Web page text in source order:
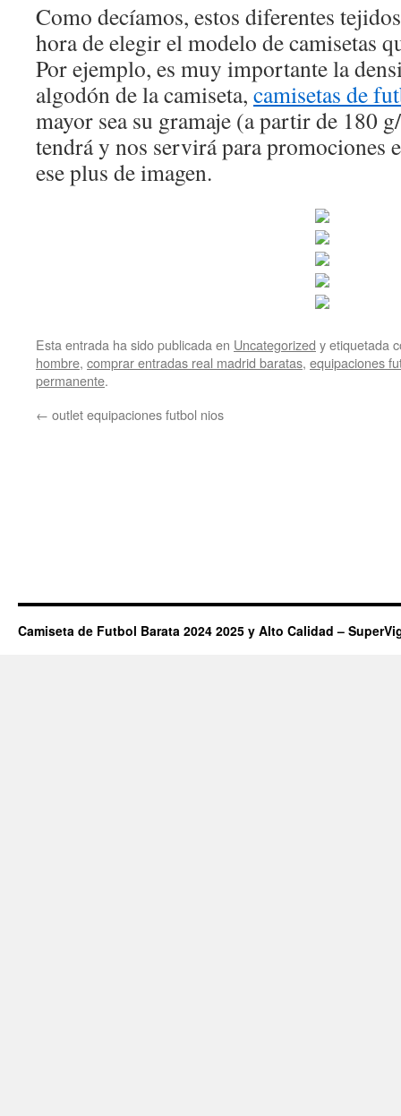
Como decíamos, estos diferentes
hora de elegir el modelo de camisetas
Por ejemplo, es muy importante la
algodón de la camiseta, camisetas de
mayor sea su gramaje (a partir de 180
tendrá y nos servirá para promociones
ese plus de imagen.
Esta entrada ha sido publicada en Uncategorized y etiquetada
hombre, comprar entradas real madrid baratas, equipaciones
permanente.
← outlet equipaciones futbol nios
Camiseta de Futbol Barata 2024 2025 y Alto Calidad –